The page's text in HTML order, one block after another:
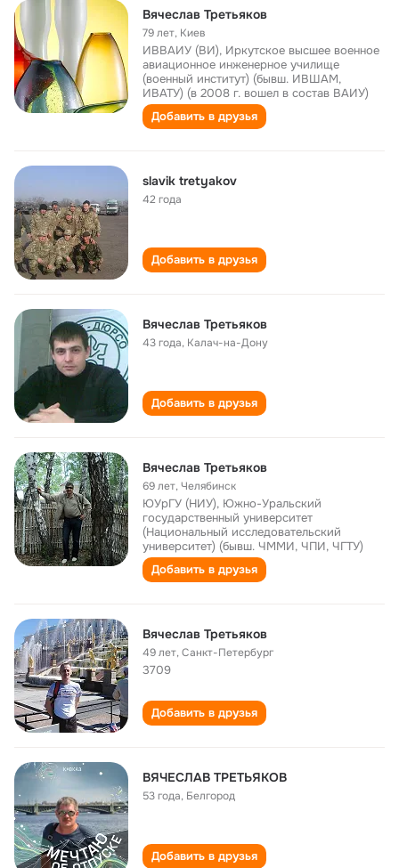
Вячеслав Третьяков
79 лет, Киев
ИВВАИУ (ВИ), Иркутское высшее военное
авиационное инженерное училище
(военный институт) (бывш. ИВШАМ,
ИВАТУ) (в 2008 г. вошел в состав ВАИУ)
Добавить в друзья
slavik tretyakov
42 года
Добавить в друзья
Вячеслав Третьяков
43 года, Калач-на-Дону
Добавить в друзья
Вячеслав Третьяков
69 лет,Челябинск
ЮУрГУ (НИУ), Южно-Уральский
государственный университет
(Национальный исследовательский
университет) (бывш. ЧММИ, ЧПИ, ЧГТУ)
Добавить в друзья
Вячеслав Третьяков
49 лет,Санкт-Петербург
3709
Добавить в друзья
ВЯЧЕСЛАВ ТРЕТЬЯКОВ
53 года, Белгород
Добавить в друзья